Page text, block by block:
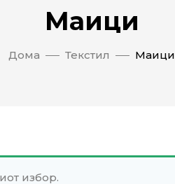
Маици
Дома Текстил Маици
избор.